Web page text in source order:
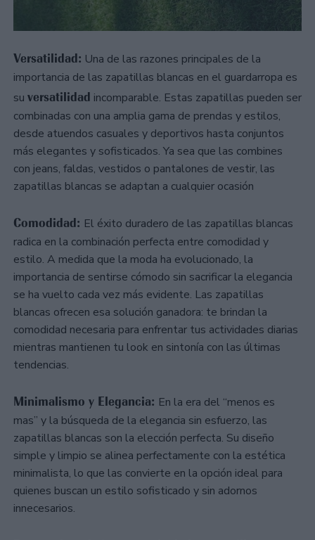
Versatilidad: Una de las razones principales de la
importancia de las zapatillas blancas en el guardarropa es
su versatilidad incomparable. Estas zapatillas pueden ser
combinadas con una amplia gama de prendas y estilos,
desde atuendos casuales y deportivos hasta conjuntos
más elegantes y sofisticados. Ya sea que las combines
con jeans, faldas, vestidos o pantalones de vestir, las
zapatillas blancas se adaptan a cualquier ocasión
Comodidad: El éxito duradero de las zapatillas blancas
radica en la combinación perfecta entre comodidad y
estilo. A medida que la moda ha evolucionado, la
importancia de sentirse cómodo sin sacrificar la elegancia
se ha vuelto cada vez más evidente. Las zapatillas
blancas ofrecen esa solución ganadora: te brindan la
comodidad necesaria para enfrentar tus actividades diarias
mientras mantienen tu look en sintonía con las últimas
tendencias.
Minimalismo y Elegancia: En la era del “menos es
mas” y la búsqueda de la elegancia sin esfuerzo, las
zapatillas blancas son la elección perfecta. Su diseño
simple y limpio se alinea perfectamente con la estética
minimalista, lo que las convierte en la opción ideal para
quienes buscan un estilo sofisticado y sin adornos
innecesarios.